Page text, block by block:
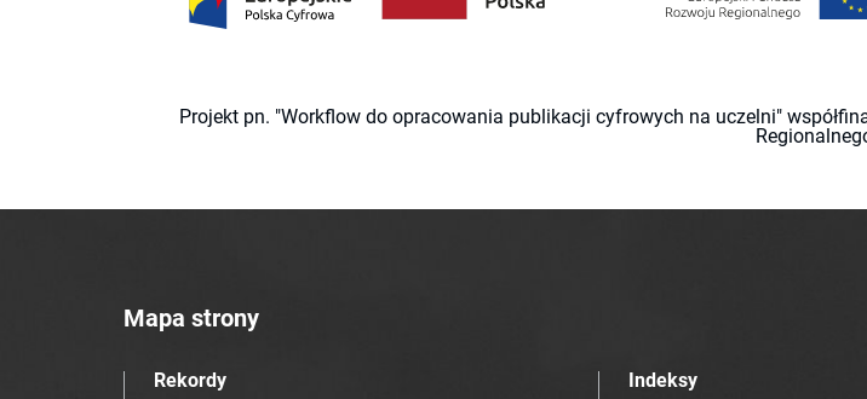
Projekt pn. "Workflow do opracowania publikacji cyfrowych na uczelni"
Mapa strony
Rekordy
Indeksy